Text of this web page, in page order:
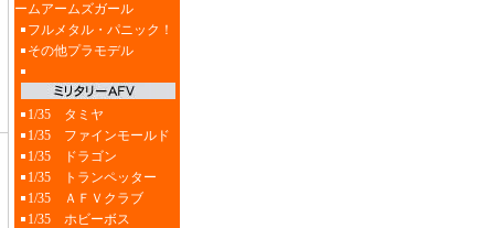
ームアームズガール
フルメタル・パニック！
その他プラモデル
1/35 タミヤ
1/35 ファインモールド
1/35 ドラゴン
1/35 トランペッター
1/35 ＡＦＶクラブ
1/35 ホビーボス